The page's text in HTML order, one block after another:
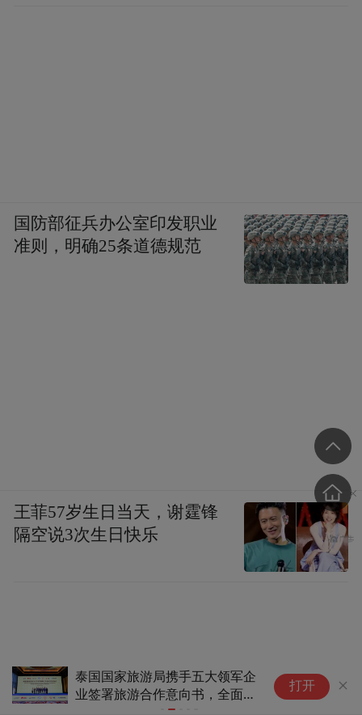
大领军企
，全面布
携程：针对受台风影响相关地区酒店订单
启动兜底保障措施
打开
国防部征兵办公室印发职业
准则，明确25条道德规范
王菲57岁生日当天，谢霆锋
隔空说3次生日快乐